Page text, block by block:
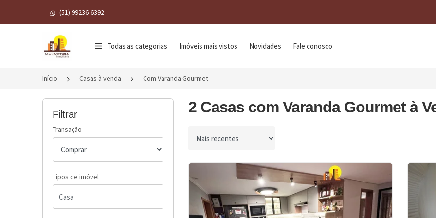
(51) 99236-6392
Página inicial
Todas as categorias Imóveis mais vistos Novidades Fale conosco
Início Casas à venda Com Varanda Gourmet
Filtrar
Transação
Tipos de imóvel
2 Casas com Varanda Gourmet à
Ordenar por